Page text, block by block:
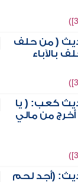
( من حلف
بالآباء
كعب: ( يا
أخرج من مالي
(أجد لحم